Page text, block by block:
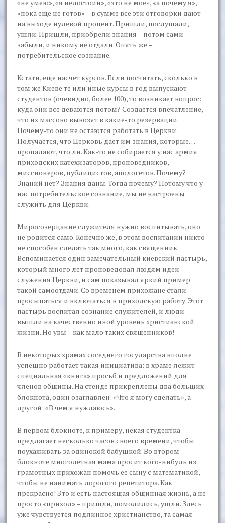
«не умею», «я недостоин», «это не мое», «а почему я»,
«пока еще не готов» – в сумме все эти отговорки дают
на выходе нулевой процент. Пришли, послушали,
ушли. Пришли, приобрели знания – потом сами
забыли, и никому не отдали. Опять же –
потребительское сознание.
Кстати, еще насчет курсов. Если посчитать, сколько в
том же Киеве те или иные курсы в год выпускают
студентов (очевидно, более 100), то возникает вопрос:
куда они все деваются потом? Создается впечатление,
что их массово вывозят в какие-то резервации.
Почему-то они не остаются работать в Церкви.
Получается, что Церковь дает им знания, которые…
пропадают, что ли. Как-то не собирается у нас армия
приходских катехизаторов, проповедников,
миссионеров, публицистов, апологетов. Почему?
Знаний нет? Знания даны. Тогда почему? Потому что у
нас потребительское сознание, мы не настроены
служить для Церкви.
Миросозерцание служителя нужно воспитывать, оно
не родится само. Конечно же, в этом воспитании никто
не способен сделать так много, как священник.
Вспоминается один замечательный киевский пастырь,
который много лет проповедовал людям идеи
служения Церкви, и сам показывал яркий пример
такой самоотдачи. Со временем прихожане стали
просыпаться и включаться в приходскую работу. Этот
пастырь воспитал сознание служителей, и люди
вышли на качественно иной уровень христианской
жизни. Но увы – как мало таких священников!
В некоторых храмах соседнего государства вполне
успешно работает такая инициатива: в храме лежит
специальная «книга» просьб и предложений для
членов общины. На стенде прикреплены два больших
блокнота, один озаглавлен: «Что я могу сделать», а
другой: «В чем я нуждаюсь».
В первом блокноте, к примеру, некая студентка
предлагает несколько часов своего времени, чтобы
поухаживать за одинокой бабушкой. Во втором
блокноте многодетная мама просит кого-нибудь из
грамотных прихожан помочь ее сыну с математикой,
чтобы не нанимать дорогого репетитора. Как
прекрасно! Это и есть настоящая общинная жизнь, а не
просто «приход» – пришли, помолились, ушли. Здесь
уже чувствуется подлинное христианство, та самая